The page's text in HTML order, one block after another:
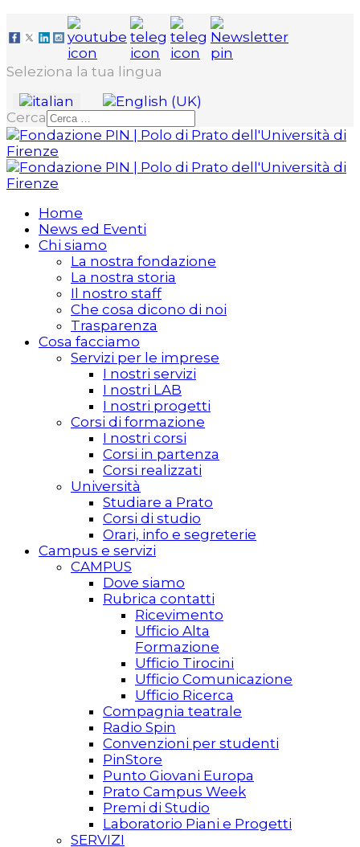
Seleziona la tua lingua
Cerca
Home
News ed Eventi
Chi siamo
La nostra fondazione
La nostra storia
Il nostro staff
Che cosa dicono di noi
Trasparenza
Cosa facciamo
Servizi per le imprese
I nostri servizi
I nostri LAB
I nostri progetti
Corsi di formazione
I nostri corsi
Corsi in partenza
Corsi realizzati
Università
Studiare a Prato
Corsi di studio
Orari, info e segreterie
Campus e servizi
CAMPUS
Dove siamo
Rubrica contatti
Ricevimento
Ufficio Alta
Formazione
Ufficio Tirocini
Ufficio Comunicazione
Ufficio Ricerca
Compagnia teatrale
Radio Spin
Convenzioni per studenti
PinStore
Punto Giovani Europa
Prato Campus Week
Premi di Studio
Laboratorio Piani e Progetti
SERVIZI